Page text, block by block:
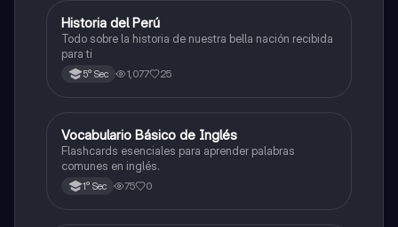
Ciencias Sociales
Historia del Perú
Todo sobre la historia de nuestra bella nación recibida
para ti
5° Sec 1,077 25
VInglés
Vocabulario Básico de Inglés
Flashcards esenciales para aprender palabras
comunes en inglés.
1° Sec 75 0